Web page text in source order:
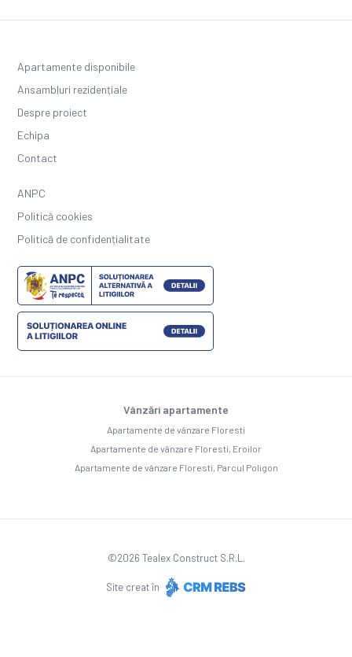
Apartamente disponibile
Ansambluri rezidențiale
Despre proiect
Echipa
Contact
ANPC
Politică cookies
Politică de confidențialitate
Vânzări apartamente
Apartamente de vânzare Floresti
Apartamente de vânzare Floresti, Eroilor
Apartamente de vânzare Floresti, Parcul Poligon
©2026 Tealex Construct S.R.L.
Site creat în